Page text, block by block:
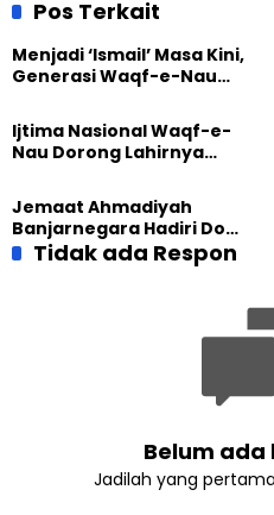
bahaya Perang Dunia
Ketiga
Pos Terkait
Menjadi ‘Ismail’ Masa Kini,
Generasi Waqf-e-Nau
Pengabdian
Ijtima Nasional Waqf-e-
Nau Dorong Lahirnya
yang Militan
Jemaat Ahmadiyah
Banjarnegara Hadiri Doa
Bersama Tasyakuran
Tidak ada Respon
Belum
Jadilah yang